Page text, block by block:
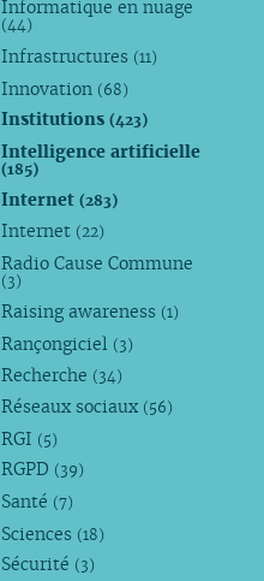
Informatique en nuage
(44)
Infrastructures (11)
Innovation (68)
Institutions(423)
Intelligence artificielle
(185)
Internet(283)
Internet (22)
Radio Cause Commune
(3)
Raising awareness (1)
Rançongiciel (3)
Recherche (34)
Réseaux sociaux (56)
RGI (5)
RGPD (39)
Santé (7)
Sciences (18)
Sécurité (3)